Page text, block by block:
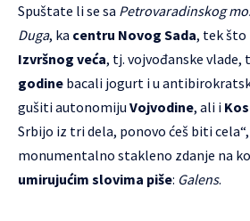
Spuštate li se sa Petrovaradinskog
Duga, ka centru Novog Sada, tek
Izvršnog veća, tj. vojvođanske vlade,
godine bacali jogurt i u
gušiti autonomiju Vojvodine, ali i
Srbijo iz tri dela, ponovo ćeš biti
monumentalno stakleno zdanje na
umirujućim slovima piše: Galens.